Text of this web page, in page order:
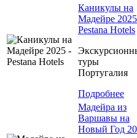
Каникулы на
Мадейре
Pestana Hotels
туры
Португалия
Подробнее
Мадейра из
Варшавы на
Новый Год